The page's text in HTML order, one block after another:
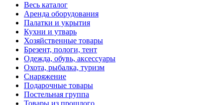
Весь каталог
Аренда оборудования
Палатки и укрытия
Кухни и утварь
Хозяйственные товары
Брезент, пологи, тент
Одежда, обувь, аксессуары
Охота, рыбалка, туризм
Снаряжение
Подарочные товары
Постельная группа
Товары из прошлого